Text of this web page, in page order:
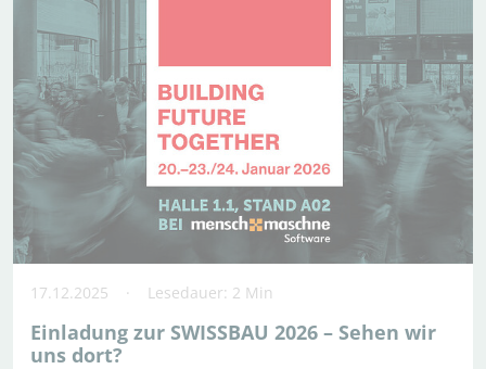
17.12.2025 Lesedauer: 2 Min
Einladung zur SWISSBAU 2026 – Sehen wir
uns dort?